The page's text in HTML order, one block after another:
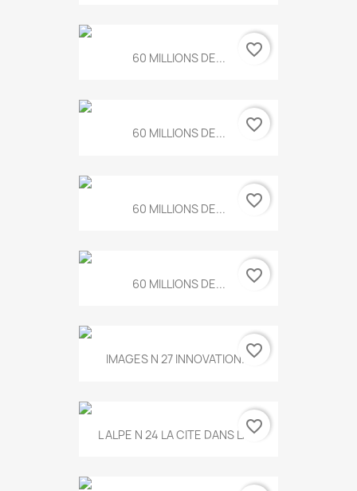
60 MILLIONS DE... favorite_border
60 MILLIONS DE... favorite_border
60 MILLIONS DE... favorite_border
60 MILLIONS DE... favorite_border
IMAGES N 27 INNOVATION...favorite_border
L ALPE N 24 LA CITE DANS LA...
favorite_border